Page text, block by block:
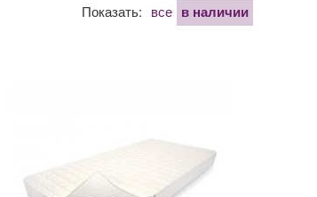
Показать: все в наличии